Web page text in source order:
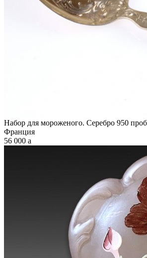
Набор для мороженого. Серебро 950
Франция
56 000 a